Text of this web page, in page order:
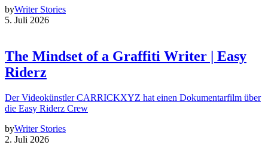
byWriter Stories
5. Juli 2026
The Mindset of a Graffiti Writer | Easy
Riderz
Der Videokünstler CARRICKXYZ hat einen Dokumentarfilm über
die Easy Riderz Crew
byWriter Stories
2. Juli 2026